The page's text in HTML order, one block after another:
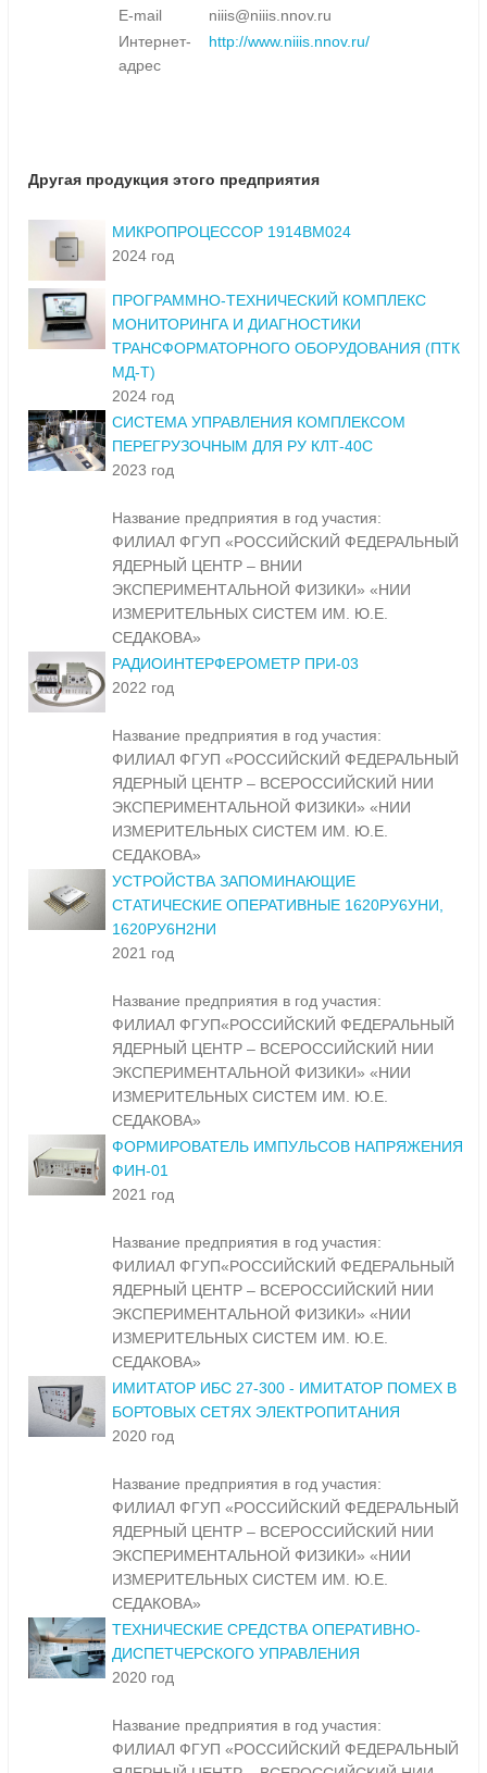
E-mail
niiis@niiis.nnov.ru
Интернет-
адрес
http://www.niiis.nnov.ru/
Другая продукция этого предприятия
МИКРОПРОЦЕССОР 1914ВМ024
2024 год
ПРОГРАММНО-ТЕХНИЧЕСКИЙ КОМПЛЕКС
МОНИТОРИНГА И ДИАГНОСТИКИ
ТРАНСФОРМАТОРНОГО ОБОРУДОВАНИЯ (ПТК
МД-Т)
2024 год
СИСТЕМА УПРАВЛЕНИЯ КОМПЛЕКСОМ
ПЕРЕГРУЗОЧНЫМ ДЛЯ РУ КЛТ-40С
2023 год
Название предприятия в год участия:
ФИЛИАЛ ФГУП «РОССИЙСКИЙ ФЕДЕРАЛЬНЫЙ
ЯДЕРНЫЙ ЦЕНТР – ВНИИ
ЭКСПЕРИМЕНТАЛЬНОЙ ФИЗИКИ» «НИИ
ИЗМЕРИТЕЛЬНЫХ СИСТЕМ ИМ. Ю.Е.
СЕДАКОВА»
РАДИОИНТЕРФЕРОМЕТР ПРИ-03
2022 год
Название предприятия в год участия:
ФИЛИАЛ ФГУП «РОССИЙСКИЙ ФЕДЕРАЛЬНЫЙ
ЯДЕРНЫЙ ЦЕНТР – ВСЕРОССИЙСКИЙ НИИ
ЭКСПЕРИМЕНТАЛЬНОЙ ФИЗИКИ» «НИИ
ИЗМЕРИТЕЛЬНЫХ СИСТЕМ ИМ. Ю.Е.
СЕДАКОВА»
УСТРОЙСТВА ЗАПОМИНАЮЩИЕ
СТАТИЧЕСКИЕ ОПЕРАТИВНЫЕ 1620РУ6УНИ,
1620РУ6Н2НИ
2021 год
Название предприятия в год участия:
ФИЛИАЛ ФГУП«РОССИЙСКИЙ ФЕДЕРАЛЬНЫЙ
ЯДЕРНЫЙ ЦЕНТР – ВСЕРОССИЙСКИЙ НИИ
ЭКСПЕРИМЕНТАЛЬНОЙ ФИЗИКИ» «НИИ
ИЗМЕРИТЕЛЬНЫХ СИСТЕМ ИМ. Ю.Е.
СЕДАКОВА»
ФОРМИРОВАТЕЛЬ ИМПУЛЬСОВ НАПРЯЖЕНИЯ
ФИН-01
2021 год
Название предприятия в год участия:
ФИЛИАЛ ФГУП«РОССИЙСКИЙ ФЕДЕРАЛЬНЫЙ
ЯДЕРНЫЙ ЦЕНТР – ВСЕРОССИЙСКИЙ НИИ
ЭКСПЕРИМЕНТАЛЬНОЙ ФИЗИКИ» «НИИ
ИЗМЕРИТЕЛЬНЫХ СИСТЕМ ИМ. Ю.Е.
СЕДАКОВА»
ИМИТАТОР ИБС 27-300 - ИМИТАТОР ПОМЕХ В
БОРТОВЫХ СЕТЯХ ЭЛЕКТРОПИТАНИЯ
2020 год
Название предприятия в год участия:
ФИЛИАЛ ФГУП «РОССИЙСКИЙ ФЕДЕРАЛЬНЫЙ
ЯДЕРНЫЙ ЦЕНТР – ВСЕРОССИЙСКИЙ НИИ
ЭКСПЕРИМЕНТАЛЬНОЙ ФИЗИКИ» «НИИ
ИЗМЕРИТЕЛЬНЫХ СИСТЕМ ИМ. Ю.Е.
СЕДАКОВА»
ТЕХНИЧЕСКИЕ СРЕДСТВА ОПЕРАТИВНО-
ДИСПЕТЧЕРСКОГО УПРАВЛЕНИЯ
2020 год
Название предприятия в год участия:
ФИЛИАЛ ФГУП «РОССИЙСКИЙ ФЕДЕРАЛЬНЫЙ